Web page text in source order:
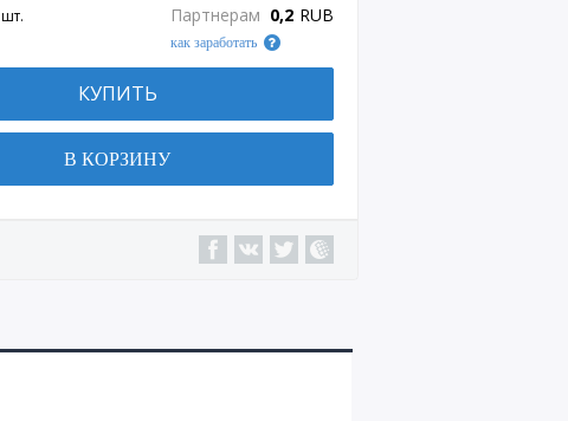
шт. Партнерам 0,2 RUB
как заработать
КУПИТЬ
В КОРЗИНУ